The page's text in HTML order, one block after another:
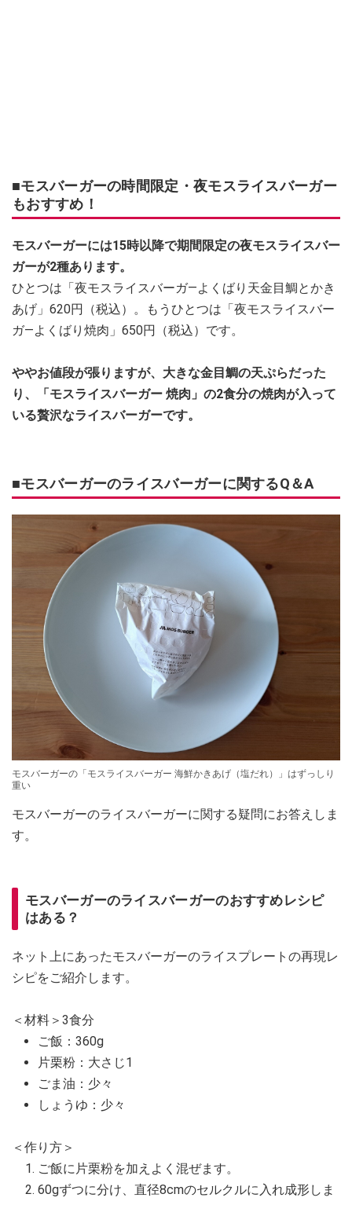
■モスバーガーの時間限定・夜モスライスバーガー
もおすすめ！
モスバーガーには15時以降で期間限定の夜モスライスバー
ガーが2種あります。
ひとつは「夜モスライスバーガ―よくばり天金目鯛とかき
あげ」620円（税込）。もうひとつは「夜モスライスバー
ガ―よくばり焼肉」650円（税込）です。
ややお値段が張りますが、大きな金目鯛の天ぷらだった
り、「モスライスバーガー 焼肉」の2食分の焼肉が入って
いる贅沢なライスバーガーです。
■モスバーガーのライスバーガーに関するQ＆A
モスバーガーの「モスライスバーガー 海鮮かきあげ（塩だれ）」はずっしり
重い
モスバーガーのライスバーガーに関する疑問にお答えしま
す。
モスバーガーのライスバーガーのおすすめレシピ
はある？
ネット上にあったモスバーガーのライスプレートの再現レ
シピをご紹介します。
＜材料＞3食分
ご飯：360g
片栗粉：大さじ1
ごま油：少々
しょうゆ：少々
＜作り方＞
ご飯に片栗粉を加えよく混ぜます。
60gずつに分け、直径8cmのセルクルに入れ成形しま